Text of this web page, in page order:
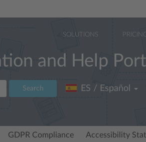
SOLUTIONS
and Help
Search ES / Español
GDPR Compliance Accessibility